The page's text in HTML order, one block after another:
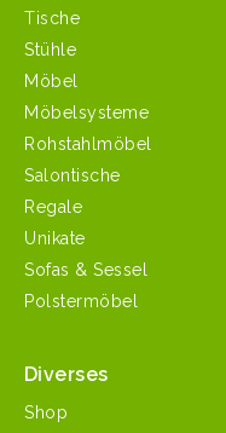
Tische
Stühle
Möbel
Möbelsysteme
Rohstahlmöbel
Salontische
Regale
Unikate
Sofas & Sessel
Polstermöbel
Diverses
Shop